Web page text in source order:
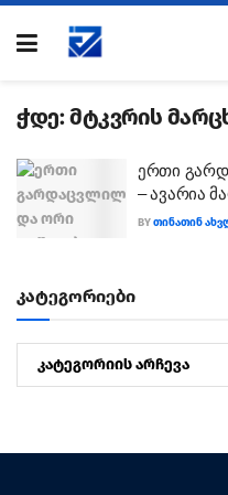
ჭდე:მტკვრის
ერთი
– ავარია
BYᲗᲘᲜᲐᲗᲘᲜ
კატეგორიები
კატეგორიები